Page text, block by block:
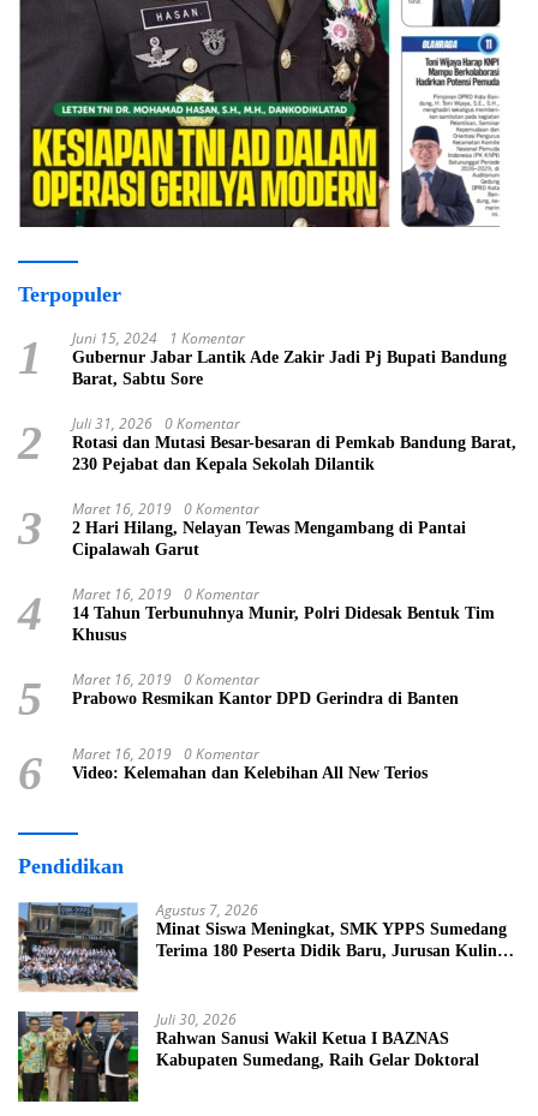
Terpopuler
1 Juni 15, 2024 1 Komentar
Gubernur Jabar Lantik Ade Zakir Jadi Pj Bupati Bandung
Barat, Sabtu Sore
2 Juli 31, 2026 0 Komentar
Rotasi dan Mutasi Besar-besaran di Pemkab Bandung Barat,
230 Pejabat dan Kepala Sekolah Dilantik
3 Maret 16, 2019 0 Komentar
2 Hari Hilang, Nelayan Tewas Mengambang di Pantai
Cipalawah Garut
4 Maret 16, 2019 0 Komentar
14 Tahun Terbunuhnya Munir, Polri Didesak Bentuk Tim
Khusus
5 Maret 16, 2019 0 Komentar
Prabowo Resmikan Kantor DPD Gerindra di Banten
6 Maret 16, 2019 0 Komentar
Video: Kelemahan dan Kelebihan All New Terios
Pendidikan
Agustus 7, 2026
Minat Siswa Meningkat, SMK YPPS Sumedang
Terima 180 Peserta Didik Baru, Jurusan Kuliner
Juli 30, 2026
Rahwan Sanusi Wakil Ketua I BAZNAS
Kabupaten Sumedang, Raih Gelar Doktoral